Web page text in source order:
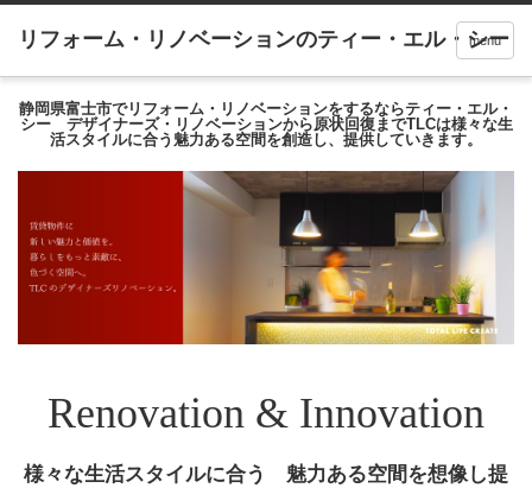
menu
静岡県富士市でリフォーム・リノベーションをするならティー・エル・
シー デザイナーズ・リノベーションから原状回復までTLCは様々な生
活スタイルに合う魅力ある空間を創造し、提供していきます。
Renovation & Innovation
様々な生活スタイルに合う 魅力ある空間を想像し提